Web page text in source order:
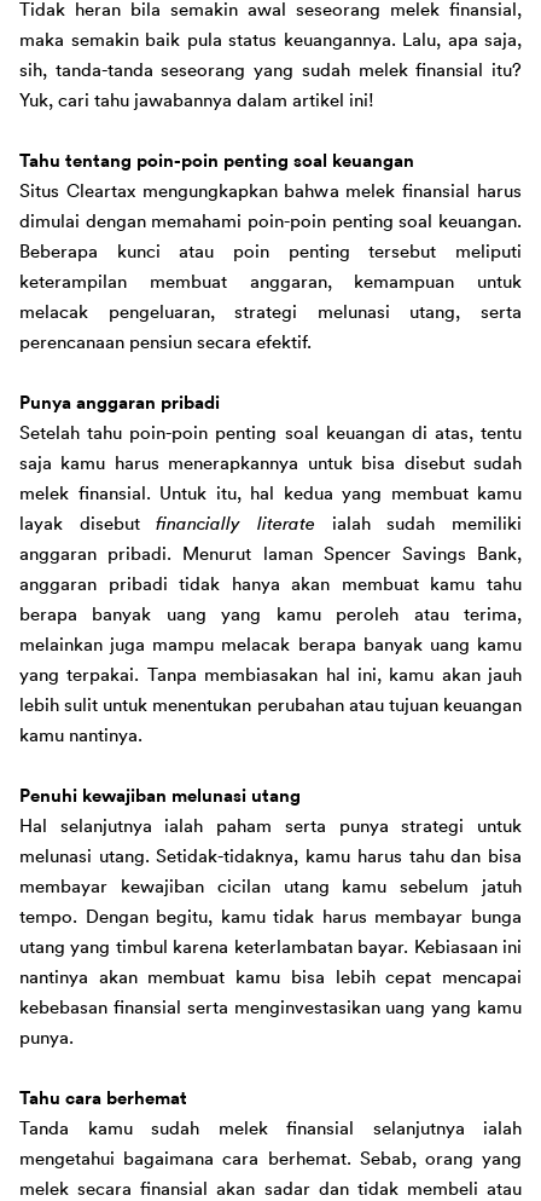
Tidak heran bila semakin awal seseorang melek finansial,
maka semakin baik pula status keuangannya. Lalu, apa saja,
sih, tanda-tanda seseorang yang sudah melek finansial itu?
Yuk, cari tahu jawabannya dalam artikel ini!
Tahu tentang poin-poin penting soal keuangan
Situs Cleartax mengungkapkan bahwa melek finansial harus
dimulai dengan memahami poin-poin penting soal keuangan.
Beberapa kunci atau poin penting tersebut
keterampilan membuat anggaran, kemampuan untuk
perencanaan pensiun secara efektif.
Punya anggaran pribadi
Setelah tahu poin-poin penting soal keuangan di atas, tentu
saja kamu harus menerapkannya untuk bisa disebut sudah
melek finansial. Untuk itu, hal kedua yang membuat kamu
layak disebut financially literate ialah sudah memiliki
anggaran pribadi. Menurut laman Spencer Savings Bank,
anggaran pribadi tidak hanya akan membuat kamu tahu
berapa banyak uang yang kamu peroleh atau terima,
melainkan juga mampu melacak berapa banyak uang kamu
yang terpakai. Tanpa membiasakan hal ini, kamu akan jauh
lebih sulit untuk menentukan perubahan atau tujuan keuangan
kamu nantinya.
Penuhi kewajiban melunasi utang
Hal selanjutnya ialah paham serta punya strategi untuk
melunasi utang. Setidak-tidaknya, kamu harus tahu dan bisa
membayar kewajiban cicilan utang kamu sebelum jatuh
tempo. Dengan begitu, kamu tidak harus membayar bunga
utang yang timbul karena keterlambatan bayar. Kebiasaan ini
nantinya akan membuat kamu bisa lebih cepat mencapai
kebebasan finansial serta menginvestasikan uang yang kamu
punya.
Tahu cara berhemat
Tanda kamu sudah melek finansial selanjutnya ialah
mengetahui bagaimana cara berhemat. Sebab, orang yang
melek secara finansial akan sadar dan tidak membeli atau